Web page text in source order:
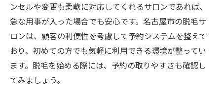
ンセルや変更も柔軟に対応してくれるサロンであれば、
急な用事が入った場合でも安心です。名古屋市の脱毛サ
ロンは、顧客の利便性を考慮して予約システムを整えて
おり、初めての方でも気軽に利用できる環境が整ってい
ます。脱毛を始める際には、予約の取りやすさも確認し
てみましょう。